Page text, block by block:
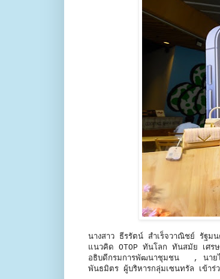
นางสาว ธีรรัตน์ สำเร็จวาณิชย์ รัฐม
แนวคิด OTOP ทันโลก ทันสมัย เศ
อธิบดีกรมการพัฒนาชุมชน , นายไ
พันธมิตร ผู้บริหารกลุ่มเซนทรัล เ